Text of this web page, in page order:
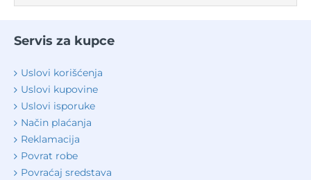
Servis za kupce
Uslovi korišćenja
Uslovi kupovine
Uslovi isporuke
Način plaćanja
Reklamacija
Povrat robe
Povraćaj sredstava